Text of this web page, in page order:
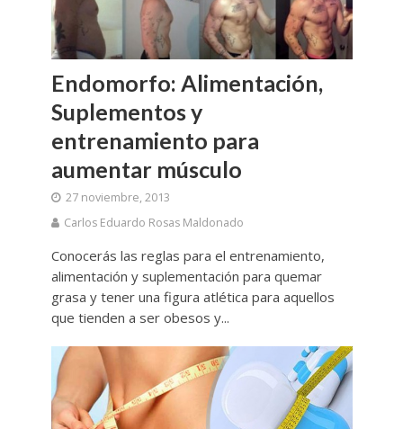
Endomorfo: Alimentación,
Suplementos y
entrenamiento para
aumentar músculo
27 noviembre, 2013
Carlos Eduardo Rosas Maldonado
Conocerás las reglas para el entrenamiento,
alimentación y suplementación para quemar
grasa y tener una figura atlética para aquellos
que tienden a ser obesos y...